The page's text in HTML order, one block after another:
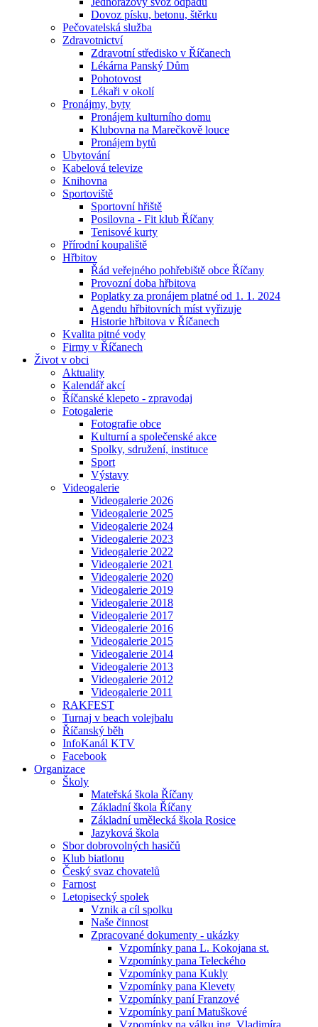
Dovoz písku, betonu, štěrku
Pečovatelská služba
Zdravotnictví
Zdravotní středisko v Říčanech
Lékárna Panský Dům
Pohotovost
Lékaři v okolí
Pronájmy, byty
Pronájem kulturního domu
Klubovna na Marečkově louce
Pronájem bytů
Ubytování
Kabelová televize
Knihovna
Sportoviště
Sportovní hřiště
Posilovna - Fit klub Říčany
Tenisové kurty
Přírodní koupaliště
Hřbitov
Řád veřejného pohřebiště obce Říčany
Provozní doba hřbitova
Poplatky za pronájem platné od 1. 1. 2024
Agendu hřbitovních míst vyřizuje
Historie hřbitova v Říčanech
Kvalita pitné vody
Firmy v Říčanech
Život v obci
Aktuality
Kalendář akcí
Říčanské klepeto - zpravodaj
Fotogalerie
Fotografie obce
Kulturní a společenské akce
Spolky, sdružení, instituce
Sport
Výstavy
Videogalerie
Videogalerie 2026
Videogalerie 2025
Videogalerie 2024
Videogalerie 2023
Videogalerie 2022
Videogalerie 2021
Videogalerie 2020
Videogalerie 2019
Videogalerie 2018
Videogalerie 2017
Videogalerie 2016
Videogalerie 2015
Videogalerie 2014
Videogalerie 2013
Videogalerie 2012
Videogalerie 2011
RAKFEST
Turnaj v beach volejbalu
Říčanský běh
InfoKanál KTV
Facebook
Organizace
Školy
Mateřská škola Říčany
Základní škola Říčany
Základní umělecká škola Rosice
Jazyková škola
Sbor dobrovolných hasičů
Klub biatlonu
Český svaz chovatelů
Farnost
Letopisecký spolek
Vznik a cíl spolku
Naše činnost
Zpracované dokumenty - ukázky
Vzpomínky pana L. Kokojana st.
Vzpomínky pana Teleckého
Vzpomínky pana Kukly
Vzpomínky pana Klevety
Vzpomínky paní Franzové
Vzpomínky paní Matuškové
Vzpomínky na válku ing. Vladimíra